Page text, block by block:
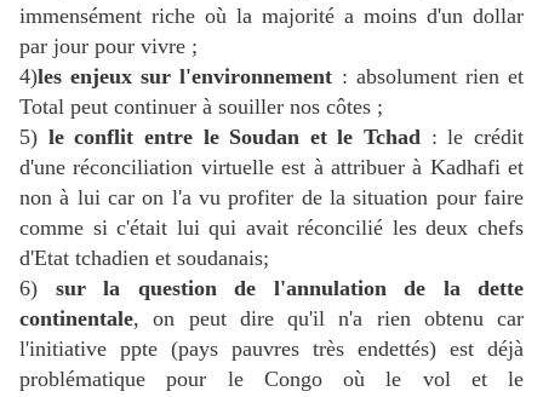
immensément riche où la majorité a moins d'un dollar
par jour pour vivre ;
4)les enjeux sur l'environnement : absolument rien et
Total peut continuer à souiller nos côtes ;
5) le conflit entre le Soudan et le Tchad : le crédit
d'une réconciliation virtuelle est à attribuer à Kadhafi et
non à lui car on l'a vu profiter de la situation pour faire
comme si c'était lui qui avait réconcilié les deux chefs
d'Etat tchadien et soudanais;
6) sur la question de l'annulation de la dette
continentale, on peut dire qu'il n'a rien obtenu car
l'initiative ppte (pays pauvres très endettés) est déjà
problématique pour le Congo où le vol et le